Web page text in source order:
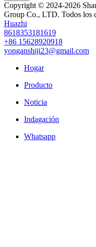
Copyright © 2024-2026
Group Co., LTD. Todos los
Huazhi
8618353181619
+86 15628920918
yonganshiji23@gmail.com
Hogar
Producto
Noticia
Indagación
Whatsapp